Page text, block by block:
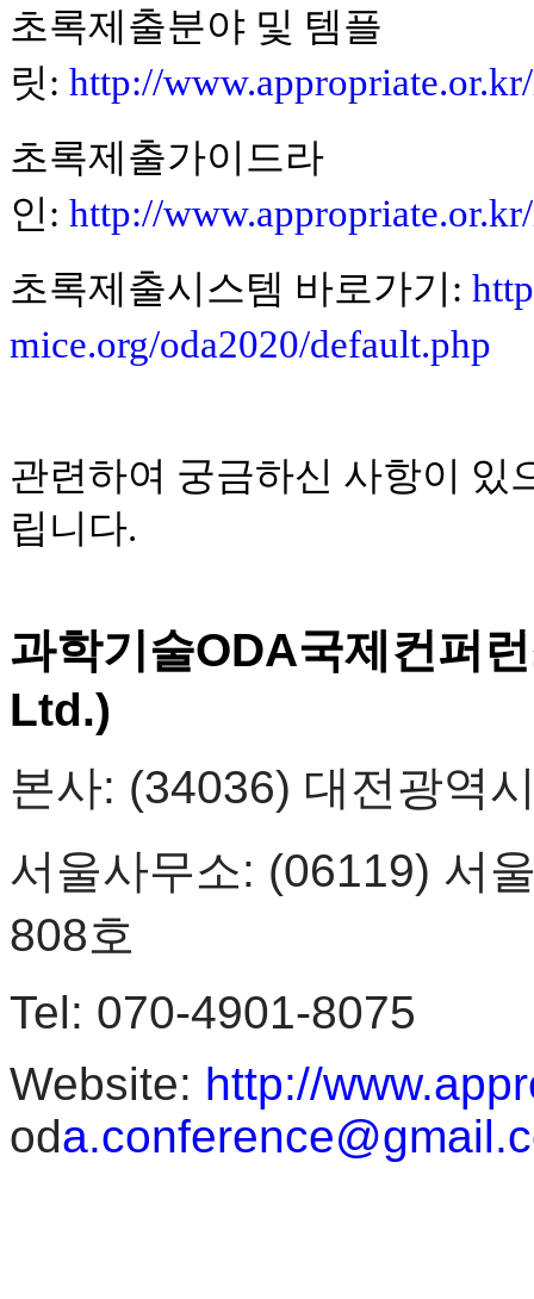
초록제출분야 및 템플
릿: http://
초록제출가이드라
인: http://
초록제출시스템 바로가기 :
mice.org/oda2020/default.php
관련하여 궁금하신 사항이 있
립니다.
과학기술ODA국제컨퍼
Ltd.)
본사: (34036) 대전광역
서울사무소: (06119) 서
808호
Tel: 070-4901-8075
Website: http://
od